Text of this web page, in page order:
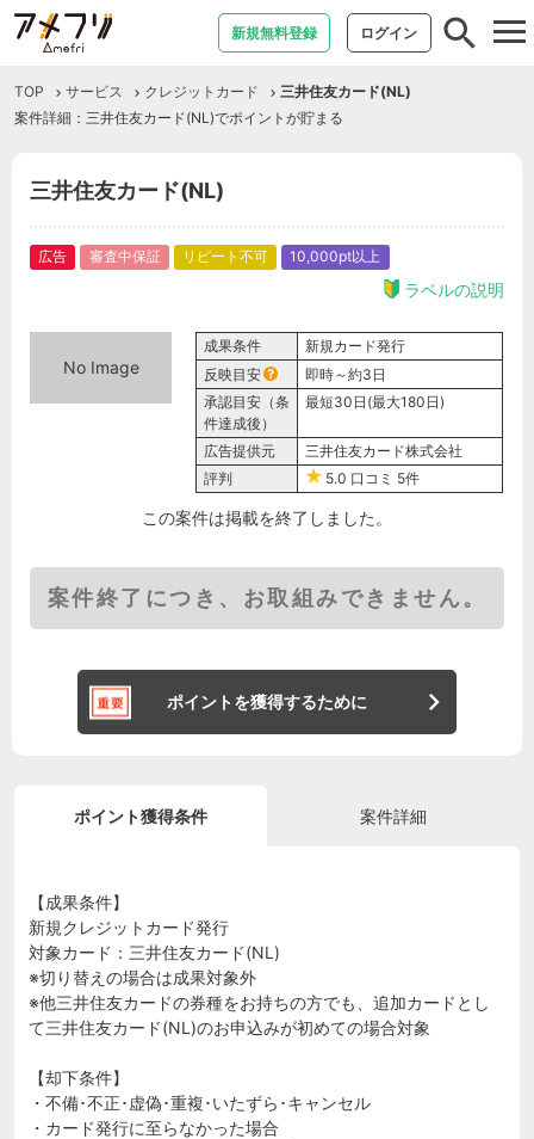
新規無料登録 ログイン
TOP サービス クレジットカード
三井住友カード(NL)
案件詳細：三井住友カード(NL)でポイントが貯まる
三井住友カード(NL)
広告 審査中保証 リピート不可 10,000pt以上
ラベルの説明
No Image
成果条件
新規カード発行
反映目安
即時～約3日
承認目安（条
件達成後）
最短30日(最大180日)
広告提供元
三井住友カード株式会社
評判
5.0 口コミ 5件
この案件は掲載を終了しました。
案件終了につき、お取組みできません。
ポイントを獲得するために
ポイント獲得条件 案件詳細
【成果条件】
新規クレジットカード発行
対象カード：三井住友カード(NL)
※切り替えの場合は成果対象外
※他三井住友カードの券種をお持ちの方でも、追加カードとし
て三井住友カード(NL)のお申込みが初めての場合対象
【却下条件】
・不備･不正･虚偽･重複･いたずら･キャンセル
・カード発行に至らなかった場合